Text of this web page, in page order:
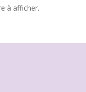
à afficher.